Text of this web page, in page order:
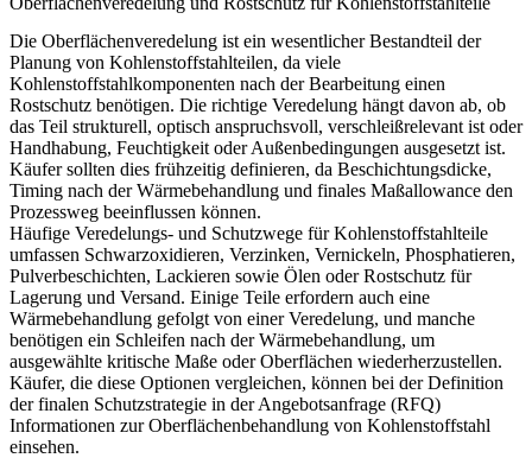
Die Oberflächenveredelung ist ein wesentlicher Bestandteil der
Planung von Kohlenstoffstahlteilen, da viele
Kohlenstoffstahlkomponenten nach der Bearbeitung einen
Rostschutz benötigen. Die richtige Veredelung hängt davon ab, ob
das Teil strukturell, optisch anspruchsvoll, verschleißrelevant ist oder
Handhabung, Feuchtigkeit oder Außenbedingungen ausgesetzt ist.
Käufer sollten dies frühzeitig definieren, da Beschichtungsdicke,
Timing nach der Wärmebehandlung und finales Maßallowance den
Prozessweg beeinflussen können.
Häufige Veredelungs- und Schutzwege für Kohlenstoffstahlteile
umfassen Schwarzoxidieren, Verzinken, Vernickeln, Phosphatieren,
Pulverbeschichten, Lackieren sowie Ölen oder Rostschutz für
Lagerung und Versand. Einige Teile erfordern auch eine
Wärmebehandlung gefolgt von einer Veredelung, und manche
benötigen ein Schleifen nach der Wärmebehandlung, um
ausgewählte kritische Maße oder Oberflächen wiederherzustellen.
Käufer, die diese Optionen vergleichen, können bei der Definition
der finalen Schutzstrategie in der Angebotsanfrage (RFQ)
Informationen zurOberflächenbehandlung von Kohlenstoffstahl
einsehen.